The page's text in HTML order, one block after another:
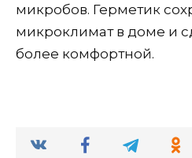
микробов. Герметик
микроклимат в доме и
более комфортной.